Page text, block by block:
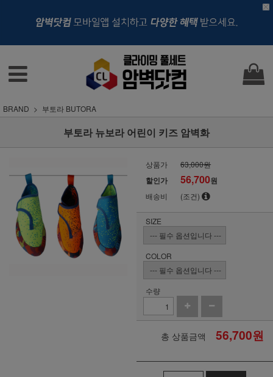
BRAND 부토라 BUTORA
부토라 뉴보라 어린이 키즈 암벽화
상품가 63,000원
할인가 56,700원
배송비 (조건)
SIZE
COLOR
수량
총 상품금액 56,700원